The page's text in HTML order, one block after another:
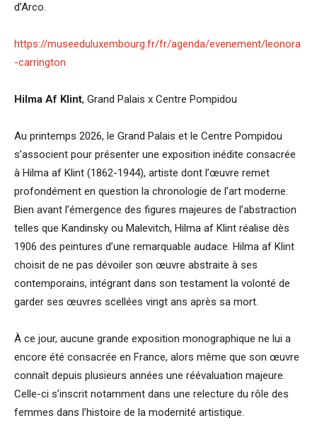
d’Arco.
https://museeduluxembourg.fr/fr/agenda/evenement/leonora
-carrington
Hilma Af Klint, Grand Palais x Centre Pompidou
Au printemps 2026, le Grand Palais et le Centre Pompidou
s’associent pour présenter une exposition inédite consacrée
à Hilma af Klint (1862-1944), artiste dont l’œuvre remet
profondément en question la chronologie de l’art moderne.
Bien avant l’émergence des figures majeures de l’abstraction
telles que Kandinsky ou Malevitch, Hilma af Klint réalise dès
1906 des peintures d’une remarquable audace. Hilma af Klint
choisit de ne pas dévoiler son œuvre abstraite à ses
contemporains, intégrant dans son testament la volonté de
garder ses œuvres scellées vingt ans après sa mort.
À ce jour, aucune grande exposition monographique ne lui a
encore été consacrée en France, alors même que son œuvre
connaît depuis plusieurs années une réévaluation majeure.
Celle-ci s’inscrit notamment dans une relecture du rôle des
femmes dans l’histoire de la modernité artistique.